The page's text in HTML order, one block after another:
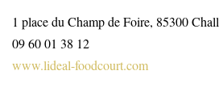
1 place du Champ de Foire, 85300
09 60 01 38 12
www.lideal-foodcourt.com